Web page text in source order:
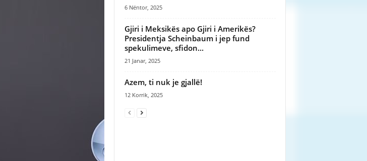
6 Nëntor, 2025
Gjiri i Meksikës apo Gjiri i Amerikës?
Presidentja Scheinbaum i jep fund
spekulimeve, sfidon...
21 Janar, 2025
Azem, ti nuk je gjallë!
12 Korrik, 2025